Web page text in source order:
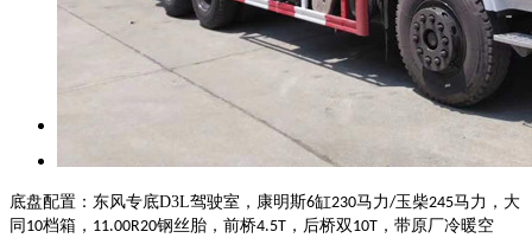
底盘配置：东风专底D3L驾驶室，康明斯6缸230马力/玉柴245马力，大
同 10档箱， 11.00R20钢丝胎，前桥4.5T ，后桥双10T ，带原厂冷暖空